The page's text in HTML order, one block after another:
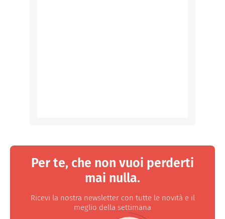
Per te, che non vuoi perderti
mai nulla.
Ricevi la nostra newsletter con tutte le novità e il
meglio della settimana